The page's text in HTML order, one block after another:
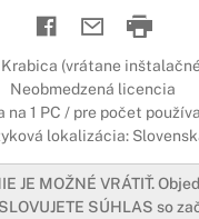
Krabica (vrátane
Neobmedzená licencia
na 1 PC / pre počet
lokalizácia:
JE MOŽNÉ VRÁTIŤ.
SÚHLAS so